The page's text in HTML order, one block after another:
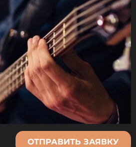
ОТПРАВИТЬ ЗАЯВКУ